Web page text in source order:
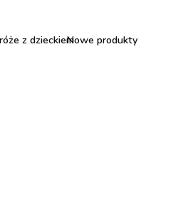
z dzieckiemNowe produkty